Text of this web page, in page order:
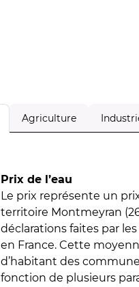
Agriculture
Prix de l’eau
Le prix représente un
territoire Montmeyran
déclarations faites par
en France. Cette
d’habitant des
fonction de plusieurs